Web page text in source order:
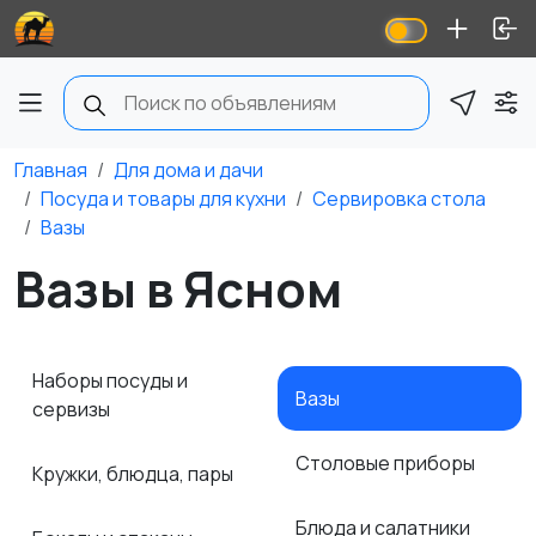
Главная
Для дома и дачи
Посуда и товары для кухни
Сервировка стола
Вазы
Вазы в Ясном
Наборы посуды и
сервизы
Кружки, блюдца, пары
Вазы
Столовые приборы
Блюда и салатники